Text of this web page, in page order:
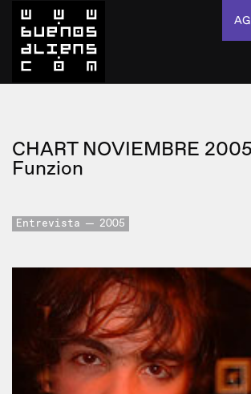
CHART NOVIEMBRE 2005
Funzion
Entrevista 2005